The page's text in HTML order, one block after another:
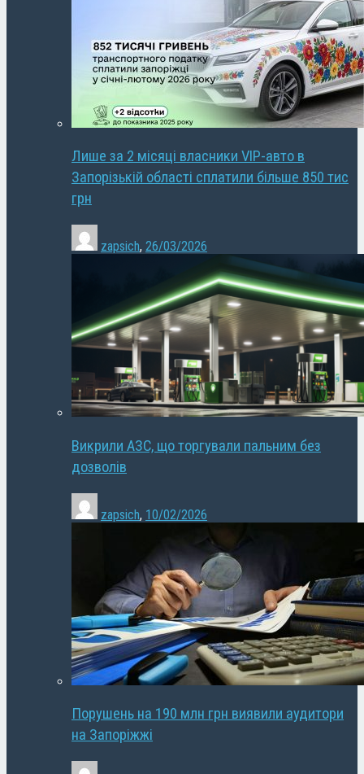
Лише за 2 місяці власники VIP-авто в
Запорізькій області сплатили більше 850 тис
грн
zapsich, 26/03/2026
Викрили АЗС, що торгували пальним без
дозволів
zapsich, 10/02/2026
Порушень на 190 млн грн виявили аудитори
на Запоріжжі